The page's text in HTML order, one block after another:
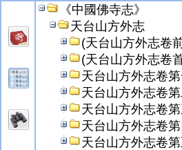
《中國佛寺志》
天台山方外志
(天台山方外志卷
(天台山方外志卷
天台山方外志卷
天台山方外志卷
天台山方外志卷
天台山方外志卷
天台山方外志卷